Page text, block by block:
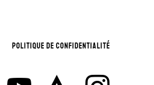
POLITIQUE DE CONFIDENTIALITÉ